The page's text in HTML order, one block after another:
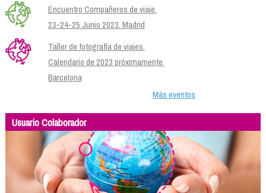
Encuentro Compañeros de viaje.
23-24-25 Junio 2023. Madrid
Taller de fotografía de viajes.
Calendario de 2023 próximamente.
Barcelona
Más eventos
Usuario Colaborador